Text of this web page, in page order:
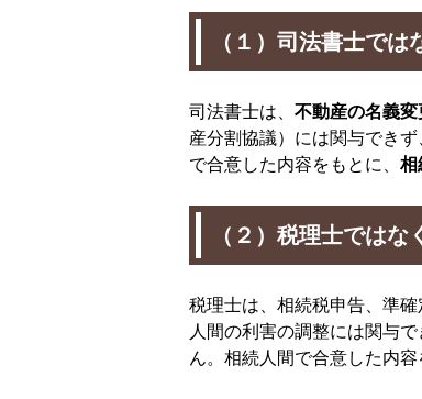
（１）司法書士で
司法書士は、 不動産の名義変
産分割協議）には関与でき
で合意した内容をもとに、 相
（２）税理士では
税理士は、相続税申告、準
人間の利害の調整には関与
ん。相続人間で合意した内容